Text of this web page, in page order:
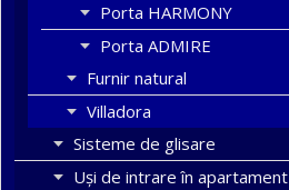
Porta HARMONY
Porta ADMIRE
Furnir natural
Villadora
Sisteme de glisare
Uși de intrare în apartament